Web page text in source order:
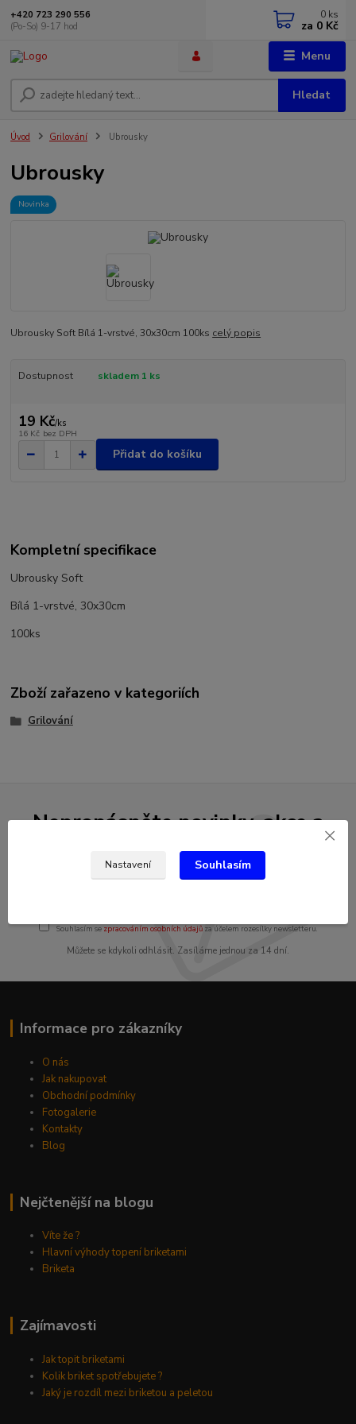
Menu
Hledat
+420 723 290 556
(Po-So) 9-17 hod
0 ks
za 0 Kč
Úvod Grilování Ubrousky
Ubrousky
Novinka
Ubrousky Soft Bílá 1-vrstvé, 30x30cm 100ks celý popis
Dostupnost skladem 1 ks
19 Kč/ks
16 Kč bez DPH
Přidat do košíku
Kompletní specifikace
Ubrousky Soft
Bílá 1-vrstvé, 30x30cm
100ks
Zboží zařazeno v kategoriích
Grilování
Nepropásněte novinky, akce a
slevy!
Souhlasím se zpracováním osobních údajůza účelem rozesílky newsletteru.
Můžete se kdykoli odhlásit. Zasíláme jednou za 14 dní.
Informace pro zákazníky
O nás
Jak nakupovat
Obchodní podmínky
Fotogalerie
Kontakty
Blog
Nejčtenější na blogu
Víte že ?
Hlavní výhody topení briketami
Briketa
Zajímavosti
Jak topit briketami
Kolik briket spotřebujete ?
Jaký je rozdíl mezi briketou a peletou
Nastavení Souhlasím